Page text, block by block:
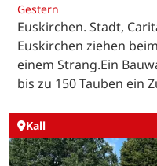
Gestern
Euskirchen. Stadt,
Euskirchen ziehen
einem Strang.Ein
bis zu 150 Tauben ein
Kall